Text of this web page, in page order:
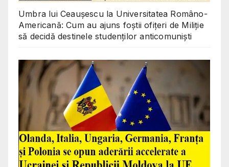
Umbra lui Ceaușescu la Universitatea Româno-
Americană: Cum au ajuns foștii ofițeri de Miliție
să decidă destinele studenților anticomuniști